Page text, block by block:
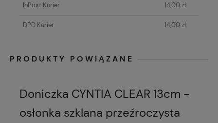
InPost Kurier 14,00 zł
DPD Kurier 14,00 zł
PRODUKTY POWIĄZANE
Doniczka CYNTIA CLEAR 13cm -
osłonka szklana przeźroczysta